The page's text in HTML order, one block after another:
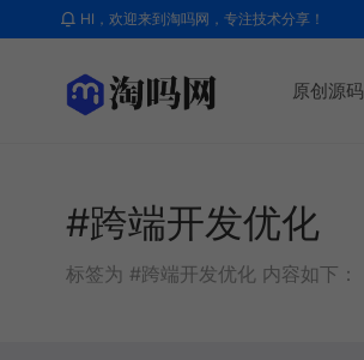
HI，欢迎来到淘吗网，专注技术分享！
原创源码
#跨端开发优化
标签为 #跨端开发优化 内容如下：